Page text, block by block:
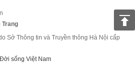
Trang
Sở Thông tin và Truyền thông Hà Nội cấp
sống Việt Nam